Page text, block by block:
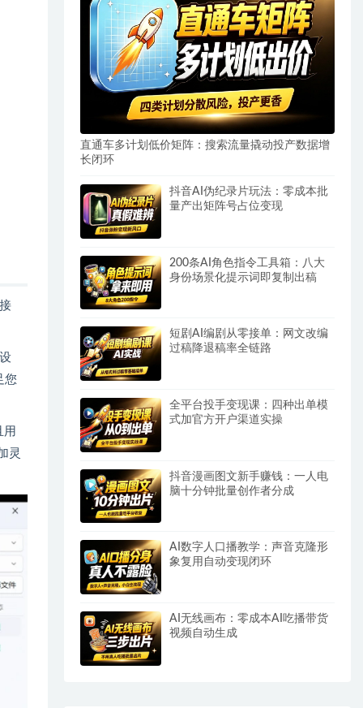
您
用
灵
直通车多计划低价矩阵：搜索流量撬动投产数据增
长闭环
抖音AI伪纪录片玩法：零成本批
量产出矩阵号占位变现
200条AI角色指令工具箱：八大
身份场景化提示词即复制出稿
短剧AI编剧从零接单：网文改编
过稿降退稿率全链路
全平台投手变现课：四种出单模
式加官方开户渠道实操
抖音漫画图文新手赚钱：一人电
脑十分钟批量创作者分成
AI数字人口播教学：声音克隆形
象复用自动变现闭环
AI无线画布：零成本AI吃播带货
视频自动生成